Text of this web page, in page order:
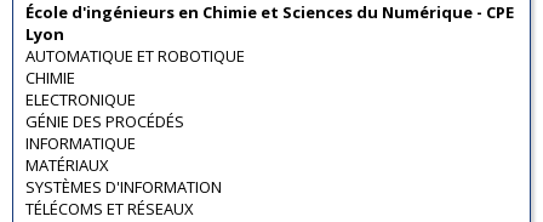
École d'ingénieurs en Chimie et Sciences du Numérique - CPE
Lyon
AUTOMATIQUE ET ROBOTIQUE
CHIMIE
ELECTRONIQUE
GÉNIE DES PROCÉDÉS
INFORMATIQUE
MATÉRIAUX
SYSTÈMES D'INFORMATION
TÉLÉCOMS ET RÉSEAUX